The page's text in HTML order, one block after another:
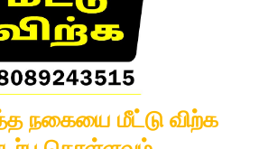
நகையை மீட்டு விற்க